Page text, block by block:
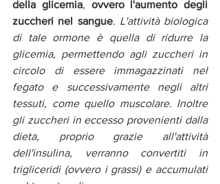
della glicemia, ovvero l'aumento degli
zuccheri nel sangue. L'attività biologica
di tale ormone è quella di ridurre la
glicemia, permettendo agli zuccheri in
circolo di essere immagazzinati nel
fegato e successivamente negli altri
tessuti, come quello muscolare. Inoltre
gli zuccheri in eccesso provenienti dalla
dieta, proprio grazie all'attività
dell'insulina, verranno convertiti in
trigliceridi (ovvero i grassi) e accumulati